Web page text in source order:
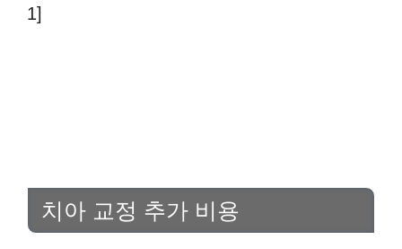
1]
치아 교정 추가 비용